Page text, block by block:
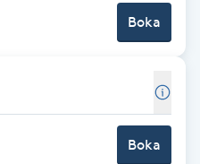
Boka
Boka